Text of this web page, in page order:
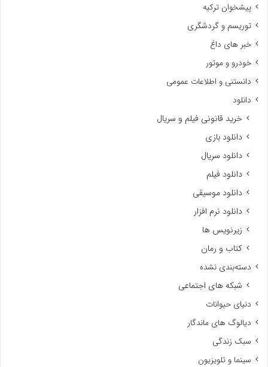
پیشخوان ترکیه
توریسم و گردشگری
خبر های داغ
خودرو و موتور
دانستنی و اطلاعات عمومی
دانلود
خرید قانونی فیلم و سریال
دانلود بازی
دانلود سریال
دانلود فیلم
دانلود موسیقی
دانلود نرم افزار
زیرنویس ها
کتاب و رمان
دسته‌بندی نشده
شبکه های اجتماعی
دنیای حیوانات
دیالوگ های ماندگار
سبک زندگی
سینما و تلویزیون